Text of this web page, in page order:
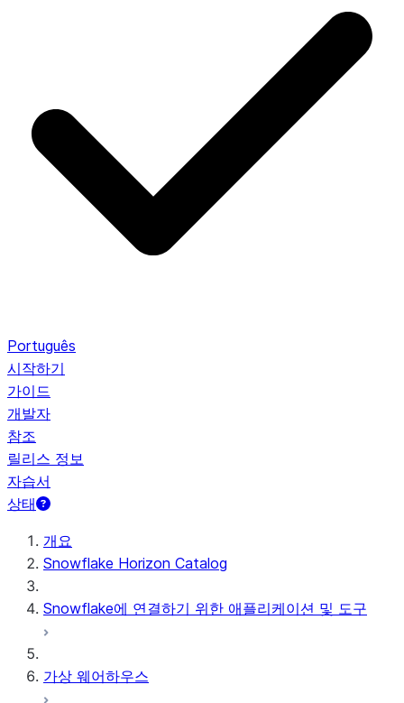
Português
시작하기
가이드
개발자
참조
릴리스 정보
자습서
상태
개요
Snowflake Horizon Catalog
Snowflake에 연결하기 위한 애플리케이션 및 도구
가상 웨어하우스